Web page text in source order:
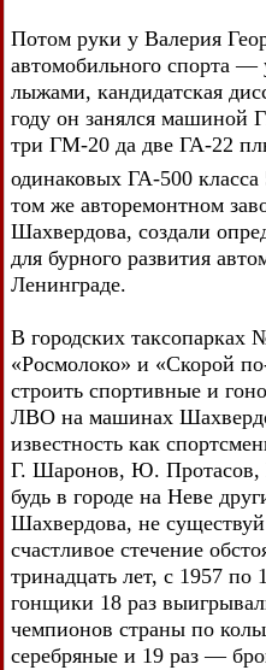
Потом руки у Валерия
автомобильного спорта —
лыжами, кандидатская
году он занялся
три ГМ-20 да две ГА-22
одинаковых ГА-500 класса
том же авторемонтном
Шахвердова, создали
для бурного развития
Ленинграде.
В городских таксопарках
«Росмолоко» и «Скорой
строить спортивные и
ЛВО на машинах
известность как
Г. Шаронов, Ю. Протасов,
будь в городе на Неве
Шахвердова, не
счастливое стечение
тринадцать лет, с 1957 по
гонщики 18 раз
чемпионов страны по
серебряные и 19 раз —